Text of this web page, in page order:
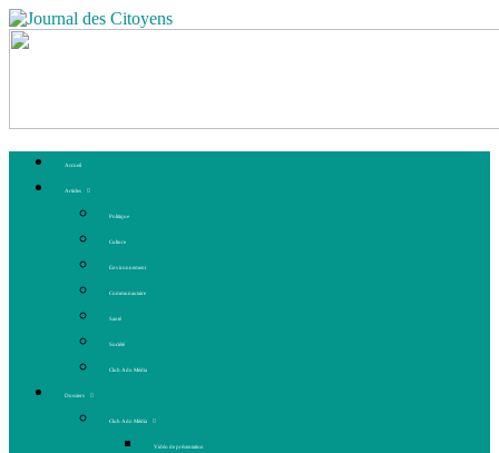
Accueil
Articles
Politique
Culture
Environnement
Communautaire
Santé
Société
Club Ado Média
Dossiers
Club Ado Média
Vidéo de présentation